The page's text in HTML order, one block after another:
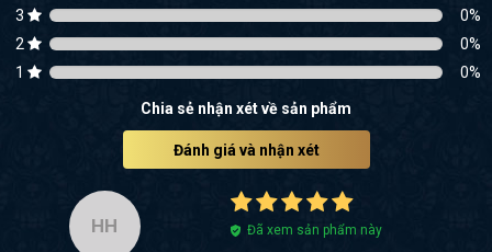
3
0%
2
0%
1
0%
Chia sẻ nhận xét về sản phẩm
Đánh giá và nhận xét
HH Đã xem sản phẩm này